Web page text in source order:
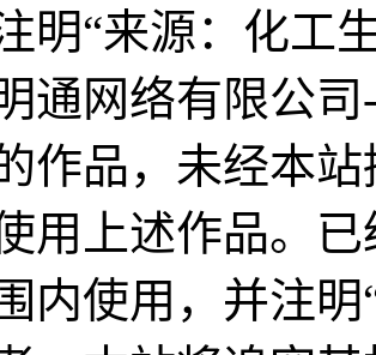
明“来源：化工
通网络有限公
作品，未经本
用上述作品。
内使用，并注